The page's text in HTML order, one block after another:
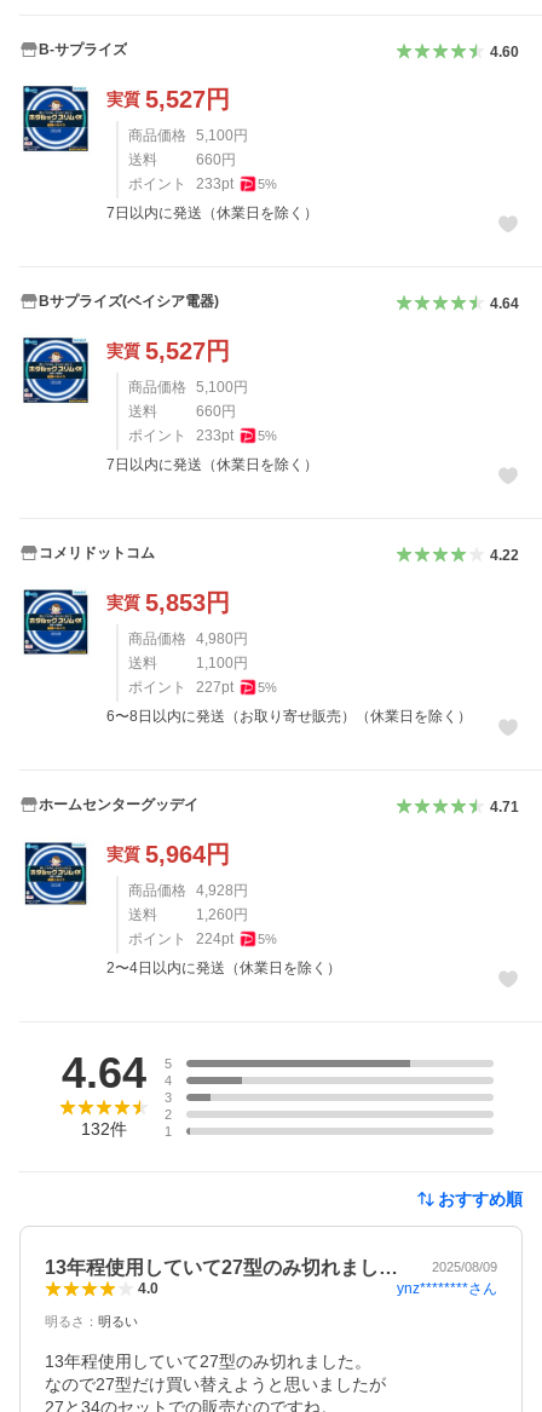
B-サプライズ 4.60
実質 5,527円
商品価格 5,100円
送料
660円
ポイント
233pt 5%
7日以内に発送（休業日を除く）
Bサプライズ(ベイシア電器) 4.64
実質 5,527円
商品価格 5,100円
送料
660円
ポイント
233pt 5%
7日以内に発送（休業日を除く）
コメリドットコム 4.22
実質 5,853円
商品価格 4,980円
送料
1,100円
ポイント
227pt 5%
6〜8日以内に発送（お取り寄せ販売）（休業日を除く）
ホームセンターグッデイ 4.71
実質 5,964円
商品価格 4,928円
送料
1,260円
ポイント
224pt 5%
2〜4日以内に発送（休業日を除く）
4.64
132件
5
4
3
2
1
おすすめ順
13年程使用していて27型のみ切れまし… 2025/08/09
4.0 ynz********さん
明るさ ： 明るい
13年程使用していて27型のみ切れました。
なので27型だけ買い替えようと思いましたが
27と34のセットでの販売なのですね。